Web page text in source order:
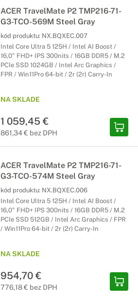
ACER TravelMate P2 TMP216-71-
G3-TCO-569M Steel Gray
kód produktu: NX.BQXEC.007
Intel Core Ultra 5 125H / Intel AI Boost /
16,0" FHD+ IPS 300nits / 16GB DDR5 / M.2
PCIe SSD 1024GB / Intel Arc Graphics /
FPR / Win11Pro 64-bit / 2r (2r) Carry-In
NA SKLADE
1 059,45 €
861,34 € bez DPH
ACER TravelMate P2 TMP216-71-
G3-TCO-574M Steel Gray
kód produktu: NX.BQXEC.006
Intel Core Ultra 5 125H / Intel AI Boost /
16,0" FHD+ IPS 300nits / 16GB DDR5 / M.2
PCIe SSD 512GB / Intel Arc Graphics / FPR
/ Win11Pro 64-bit / 2r (2r) Carry-In
NA SKLADE
954,70 €
776,18 € bez DPH